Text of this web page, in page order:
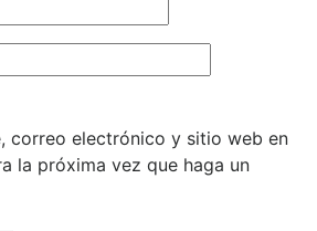
correo electrónico y sitio web en
la próxima vez que haga un